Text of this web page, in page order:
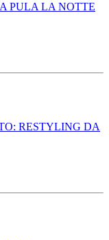
PULA LA NOTTE
RESTYLING DA